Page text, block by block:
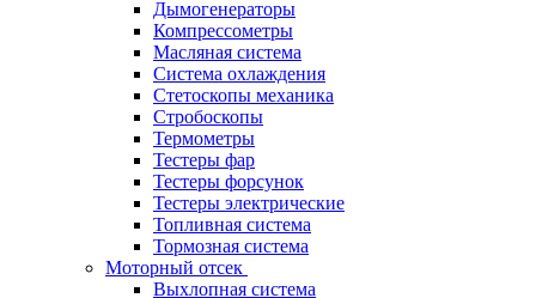
Дымогенераторы
Компрессометры
Масляная система
Система охлаждения
Стетоскопы механика
Стробоскопы
Термометры
Тестеры фар
Тестеры форсунок
Тестеры электрические
Топливная система
Тормозная система
Моторный отсек
Выхлопная система